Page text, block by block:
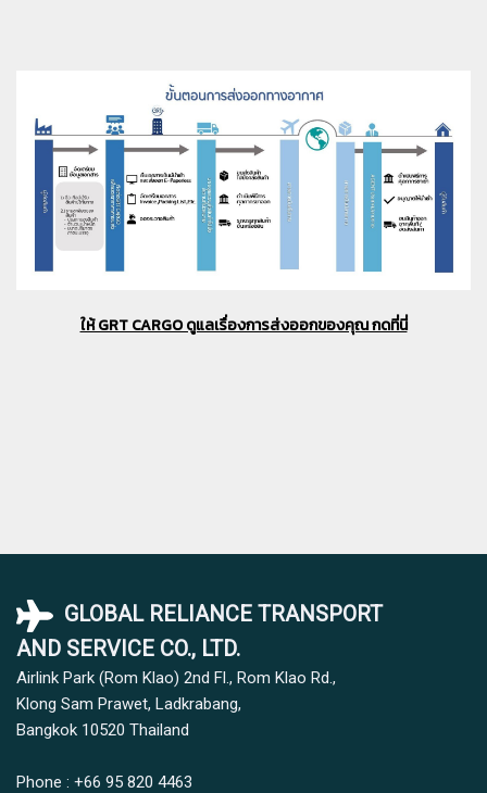
ให้ GRT CARGO ดูแลเรื่องการส่งออกของคุณ กดที่นี่
GLOBAL RELIANCE TRANSPORT
AND SERVICE CO., LTD.
Airlink Park (Rom Klao) 2nd Fl., Rom Klao Rd.,
Klong Sam Prawet, Ladkrabang,
Bangkok 10520 Thailand
Phone : +66 95 820 4463